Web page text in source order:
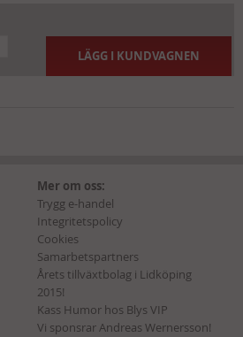
LÄGG I KUNDVAGNEN
Mer om oss:
Trygg e-handel
Integritetspolicy
Cookies
Samarbetspartners
Årets tillväxtbolag i Lidköping
2015!
Kass Humor hos Blys VIP
Vi sponsrar Andreas Wernersson!